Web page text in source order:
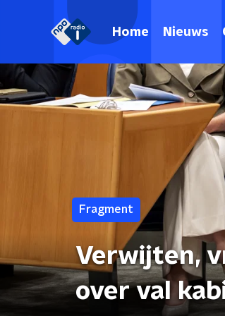
Home Nieuws
Fragment
Verwijten,
over val